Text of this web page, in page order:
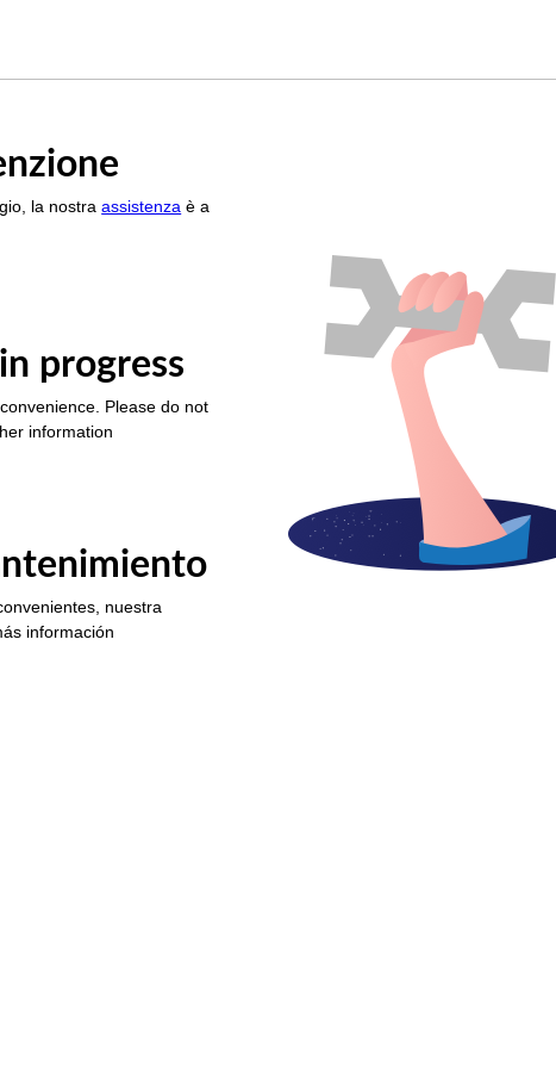
la nostraassistenza è a
progress
Please do not
information
nuestra
información